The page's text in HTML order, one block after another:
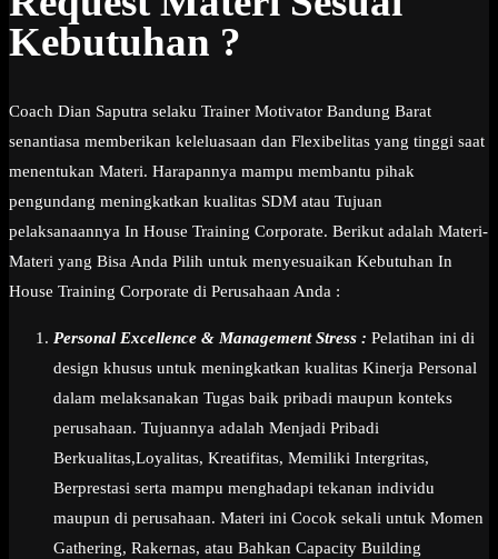
Kebutuhan ?
Coach Dian Saputra selaku Trainer Motivator Bandung Barat
senantiasa memberikan keleluasaan dan Flexibelitas yang tinggi saat
menentukan Materi. Harapannya mampu membantu pihak
pengundang meningkatkan kualitas SDM atau Tujuan
pelaksanaannya In House Training Corporate. Berikut adalah Materi-
Materi yang Bisa Anda Pilih untuk menyesuaikan Kebutuhan In
House Training Corporate di Perusahaan Anda :
Personal Excellence & Management Stress : Pelatihan ini di
design khusus untuk meningkatkan kualitas Kinerja Personal
dalam melaksanakan Tugas baik pribadi maupun konteks
perusahaan. Tujuannya adalah Menjadi Pribadi
Berkualitas,Loyalitas, Kreatifitas, Memiliki Intergritas,
Berprestasi serta mampu menghadapi tekanan individu
maupun di perusahaan. Materi ini Cocok sekali untuk Momen
Gathering, Rakernas, atau Bahkan Capacity Building